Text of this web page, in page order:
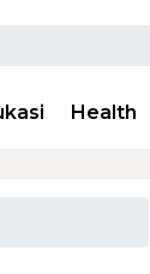
Health